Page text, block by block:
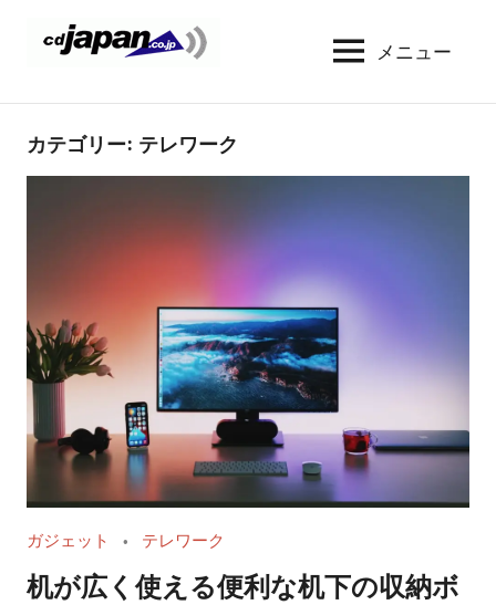
ン
CDJapan
Rental
レ
ン
タ
ル
察
メニュー
カテゴリー: テレワーク
ガジェット テレワーク
机が広く使える便利な机下の収納ボ